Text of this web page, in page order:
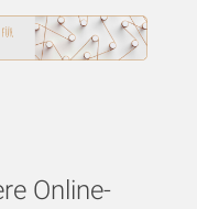
Online-